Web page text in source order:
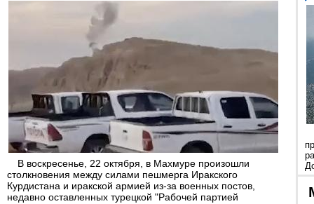
В воскресенье, 22 октября, в Махмуре произошли
столкновения между силами пешмерга Иракского
Курдистана и иракской армией из-за военных постов,
недавно оставленных турецкой "Рабочей партией